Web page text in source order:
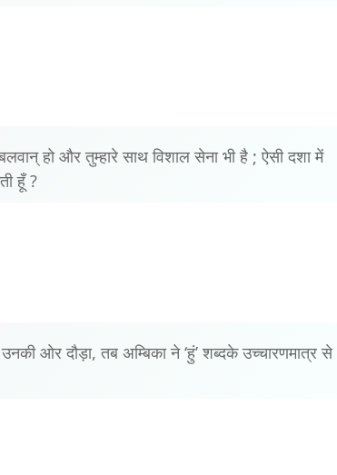
हो और तुम्हारे साथ विशाल सेना भी है ; ऐसी दशा में
हूँ ?
ओर दौड़ा, तब अम्बिका ने ‘हुं’ शब्दके उच्चारणमात्र से